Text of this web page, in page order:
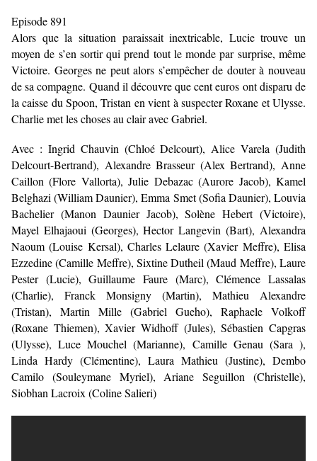
Episode 891
Alors que la situation paraissait inextricable, Lucie trouve un
moyen de s’en sortir qui prend tout le monde par surprise, même
Victoire. Georges ne peut alors s’empêcher de douter à nouveau
de sa compagne. Quand il découvre que cent euros ont disparu de
la caisse du Spoon, Tristan en vient à suspecter Roxane et Ulysse.
Charlie met les choses au clair avec Gabriel.
Avec : Ingrid Chauvin (Chloé Delcourt), Alice Varela (Judith
Delcourt-Bertrand), Alexandre Brasseur (Alex Bertrand), Anne
Caillon (Flore Vallorta), Julie Debazac (Aurore Jacob), Kamel
Belghazi (William Daunier), Emma Smet (Sofia Daunier), Louvia
Bachelier (Manon Daunier Jacob), Solène Hebert (Victoire),
Mayel Elhajaoui (Georges), Hector Langevin (Bart), Alexandra
Naoum (Louise Kersal), Charles Lelaure (Xavier Meffre), Elisa
Ezzedine (Camille Meffre), Sixtine Dutheil (Maud Meffre), Laure
Pester (Lucie), Guillaume Faure (Marc), Clémence Lassalas
(Charlie), Franck Monsigny (Martin), Mathieu Alexandre
(Tristan), Martin Mille (Gabriel Gueho), Raphaele Volkoff
(Roxane Thiemen), Xavier Widhoff (Jules), Sébastien Capgras
(Ulysse), Luce Mouchel (Marianne), Camille Genau (Sara ),
Linda Hardy (Clémentine), Laura Mathieu (Justine), Dembo
Camilo (Souleymane Myriel), Ariane Seguillon (Christelle),
Siobhan Lacroix (Coline Salieri)